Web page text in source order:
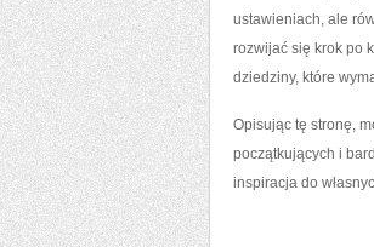
ustawieniach, ale
rozwijać się krok po
dziedziny, które
Opisując tę stronę,
początkujących i
inspiracja do